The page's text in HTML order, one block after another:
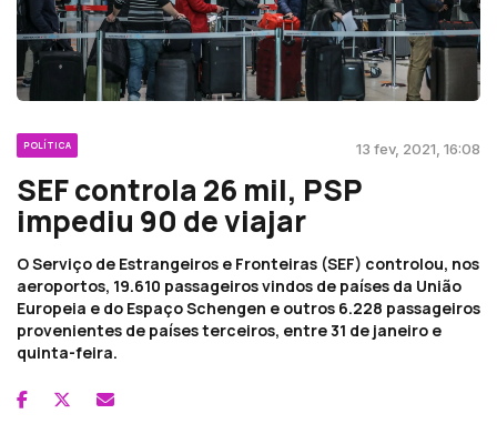
POLÍTICA 13 fev, 2021, 16:08
SEF controla 26 mil, PSP
impediu 90 de viajar
O Serviço de Estrangeiros e Fronteiras (SEF) controlou, nos
aeroportos, 19.610 passageiros vindos de países da União
Europeia e do Espaço Schengen e outros 6.228 passageiros
provenientes de países terceiros, entre 31 de janeiro e
quinta-feira.